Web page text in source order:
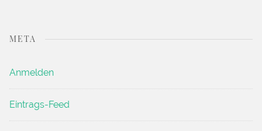
META
Anmelden
Eintrags-Feed